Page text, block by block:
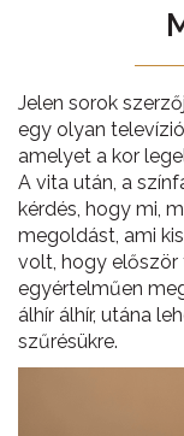
Jelen sorok
egy olyan
amelyet a kor
A vita után, a
kérdés, hogy mi,
megoldást, ami
volt, hogy először
egyértelműen
álhír álhír, utána
szűrésükre.